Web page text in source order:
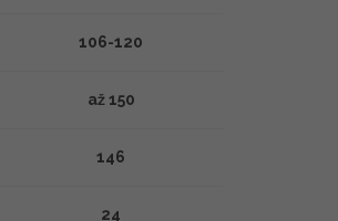
106-120
až 150
146
24